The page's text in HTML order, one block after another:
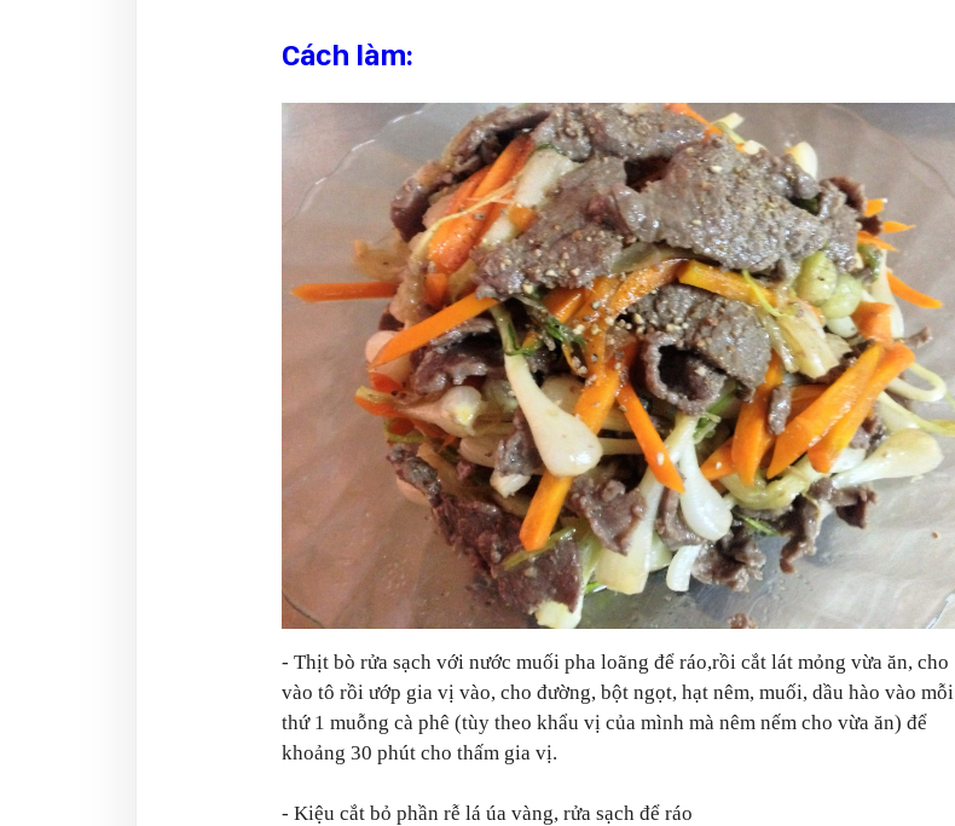
Cách làm:
- Thịt bò rửa sạch với nước muối pha loãng để ráo,rồi cắt lát mỏng vừa ăn, cho
vào tô rồi ướp gia vị vào, cho đường, bột ngọt, hạt nêm, muối, dầu hào vào mỗi
thứ 1 muỗng cà phê (tùy theo khẩu vị của mình mà nêm nếm cho vừa ăn) để
khoảng 30 phút cho thấm gia vị.
- Kiệu cắt bỏ phần rễ lá úa vàng, rửa sạch để ráo